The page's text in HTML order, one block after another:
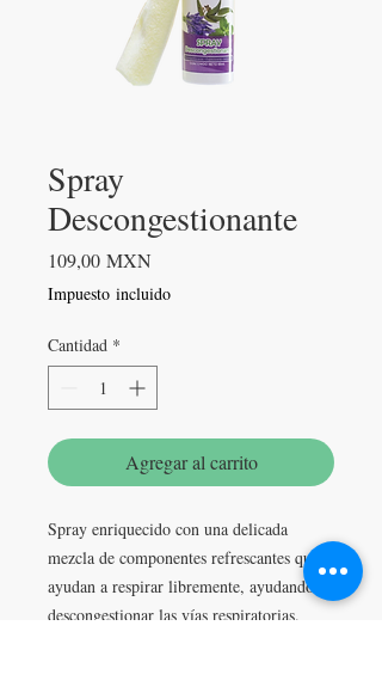
Spray
Descongestionante
109,00 MXN
Impuesto incluido
Cantidad *
Agregar al carrito
Spray enriquecido con una delicada
mezcla de componentes refrescantes que
ayudan a respirar libremente, ayudando a
descongestionar las vías respiratorias.